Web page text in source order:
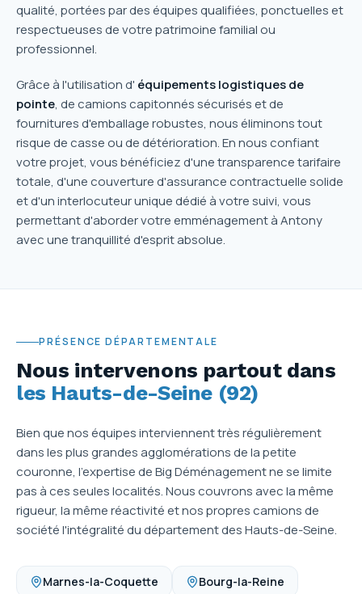
qualité, portées par des équipes qualifiées, ponctuelles et
respectueuses de votre patrimoine familial ou
professionnel.
Grâce à l'utilisation d' équipements logistiques de
pointe, de camions capitonnés sécurisés et de
fournitures d'emballage robustes, nous éliminons tout
risque de casse ou de détérioration. En nous confiant
votre projet, vous bénéficiez d'une transparence tarifaire
totale, d'une couverture d'assurance contractuelle solide
et d'un interlocuteur unique dédié à votre suivi, vous
permettant d'aborder votre emménagement à Antony
avec une tranquillité d'esprit absolue.
PRÉSENCE DÉPARTEMENTALE
Nous intervenons partout dans
les Hauts-de-Seine (92)
Bien que nos équipes interviennent très régulièrement
dans les plus grandes agglomérations de la petite
couronne, l'expertise de Big Déménagement ne se limite
pas à ces seules localités. Nous couvrons avec la même
rigueur, la même réactivité et nos propres camions de
société l'intégralité du département des Hauts-de-Seine.
Marnes-la-Coquette Bourg-la-Reine